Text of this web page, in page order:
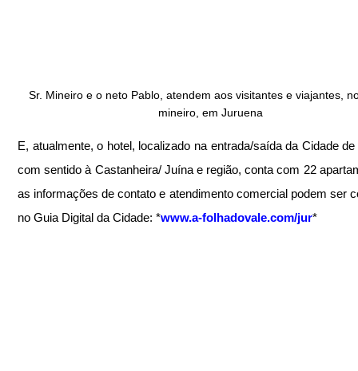
Sr. Mineiro e o neto Pablo, atendem aos visitantes e viajantes,
mineiro, em Juruena
E, atualmente, o hotel, localizado na entrada/saída da Cidade
com sentido à Castanheira/ Juína e região, conta com 22
as informações de contato e atendimento comercial podem ser
no Guia Digital da Cidade: *www.a-folhadovale.com/jur*